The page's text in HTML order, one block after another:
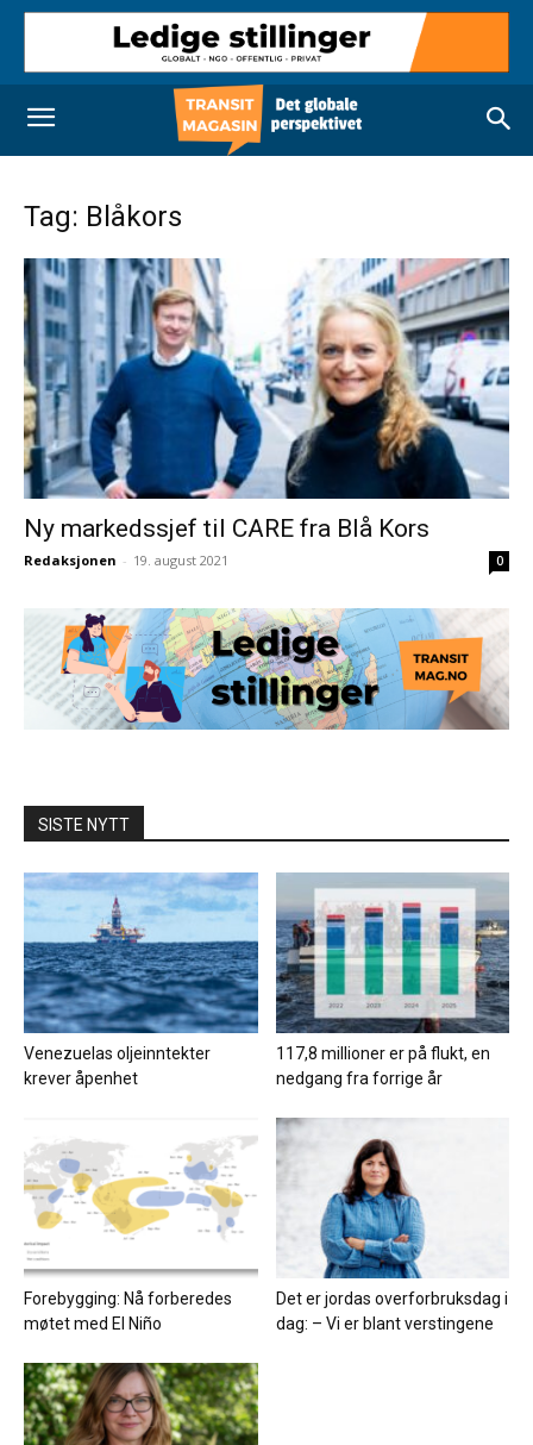
Tag: Blåkors
Ny markedssjef til CARE fra Blå Kors
Redaksjonen - 19. august 2021 0
SISTE NYTT
Venezuelas oljeinntekter
krever åpenhet
117,8 millioner er på flukt, en
nedgang fra forrige år
Forebygging: Nå forberedes
møtet med El Niño
Det er jordas overforbruksdag i
dag: – Vi er blant verstingene